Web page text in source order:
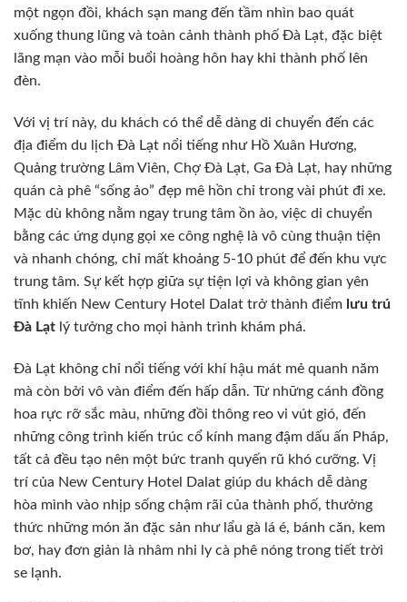
một ngọn đồi, khách sạn mang đến tầm nhìn bao quát
xuống thung lũng và toàn cảnh thành phố Đà Lạt, đặc biệt
lãng mạn vào mỗi buổi hoàng hôn hay khi thành phố lên
đèn.
Với vị trí này, du khách có thể dễ dàng di chuyển đến các
địa điểm du lịch Đà Lạt nổi tiếng như Hồ Xuân Hương,
Quảng trường Lâm Viên, Chợ Đà Lạt, Ga Đà Lạt, hay những
quán cà phê “sống ảo” đẹp mê hồn chỉ trong vài phút đi xe.
Mặc dù không nằm ngay trung tâm ồn ào, việc di chuyển
bằng các ứng dụng gọi xe công nghệ là vô cùng thuận tiện
và nhanh chóng, chỉ mất khoảng 5-10 phút để đến khu vực
trung tâm. Sự kết hợp giữa sự tiện lợi và không gian yên
tĩnh khiến New Century Hotel Dalat trở thành điểm lưu trú
Đà Lạt lý tưởng cho mọi hành trình khám phá.
Đà Lạt không chỉ nổi tiếng với khí hậu mát mẻ quanh năm
mà còn bởi vô vàn điểm đến hấp dẫn. Từ những cánh đồng
hoa rực rỡ sắc màu, những đồi thông reo vi vút gió, đến
những công trình kiến trúc cổ kính mang đậm dấu ấn Pháp,
tất cả đều tạo nên một bức tranh quyến rũ khó cưỡng. Vị
trí của New Century Hotel Dalat giúp du khách dễ dàng
hòa mình vào nhịp sống chậm rãi của thành phố, thưởng
thức những món ăn đặc sản như lẩu gà lá é, bánh căn, kem
bơ, hay đơn giản là nhâm nhi ly cà phê nóng trong tiết trời
se lạnh.